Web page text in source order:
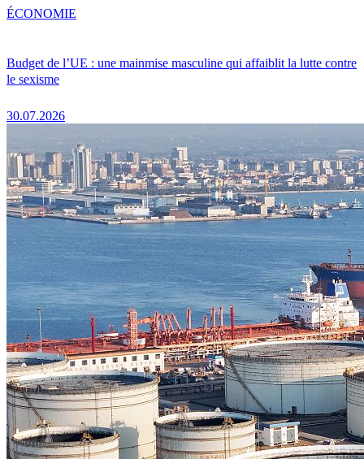
Budget de l’UE : une mainmise masculine qui affaiblit la lutte contre
le sexisme
30.07.2026
ÉCONOMIE